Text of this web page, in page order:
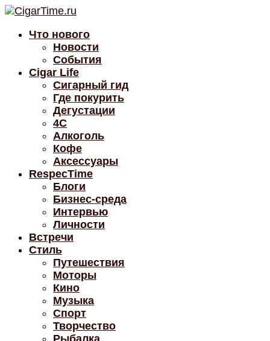
Что нового
Новости
События
Cigar Life
Сигарный гид
Где покурить
Дегустации
4C
Алкоголь
Кофе
Аксессуары
RespecTime
Блоги
Бизнес-среда
Интервью
Личности
Встречи
Стиль
Путешествия
Моторы
Кино
Музыка
Спорт
Творчество
Рыбалка